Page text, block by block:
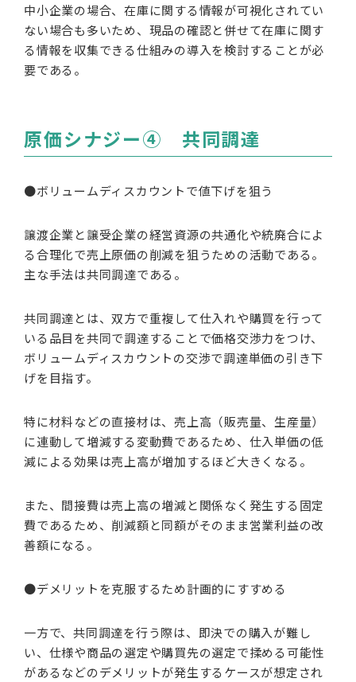
中小企業の場合、在庫に関する情報が可視化されてい
ない場合も多いため、現品の確認と併せて在庫に関す
る情報を収集できる仕組みの導入を検討することが必
要である。
原価シナジー④ 共同調達
●ボリュームディスカウントで値下げを狙う
譲渡企業と譲受企業の経営資源の共通化や統廃合によ
る合理化で売上原価の削減を狙うための活動である。
主な手法は共同調達である。
共同調達とは、双方で重複して仕入れや購買を行って
いる品目を共同で調達することで価格交渉力をつけ、
ボリュームディスカウントの交渉で調達単価の引き下
げを目指す。
特に材料などの直接材は、売上高（販売量、生産量）
に連動して増減する変動費であるため、仕入単価の低
減による効果は売上高が増加するほど大きくなる。
また、間接費は売上高の増減と関係なく発生する固定
費であるため、削減額と同額がそのまま営業利益の改
善額になる。
●デメリットを克服するため計画的にすすめる
一方で、共同調達を行う際は、即決での購入が難し
い、仕様や商品の選定や購買先の選定で揉める可能性
があるなどのデメリットが発生するケースが想定され